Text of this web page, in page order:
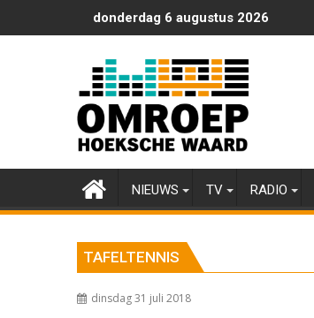
naar
donderdag 6 augustus 2026
NIEUWS TV RADIO
TAFELTENNIS
dinsdag 31 juli 2018